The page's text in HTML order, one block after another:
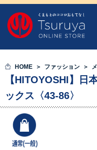
HOME ファッション
【HITOYOSHI】
ックス〈43-86〉